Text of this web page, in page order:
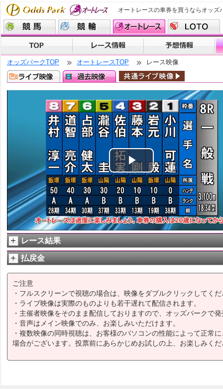
オートレースの車券を買うならオッズ
オッズパークTOP オートレースTOP レース映像
Play
Video
レース結果
払戻金
ご注意
・フルスクリーンで視聴の場合は、映像をダブルクリックしてく
・ライブ映像は実際のものよりも若干遅れて配信されます。
・主催者映像をそのまま配信しておりますので、オッズパークで
・音声はメイン映像でのみ、お楽しみいただけます。
・複数映像の同時視聴は、お客様のパソコンの性能によって正常
場合がございます。投票前にあらかじめお試しの上、お楽しみく